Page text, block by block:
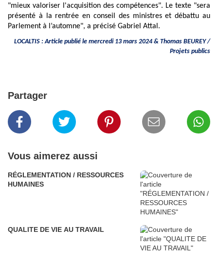
"mieux valoriser l'acquisition des compétences". Le texte "sera
présenté à la rentrée en conseil des ministres et débattu au
Parlement à l’automne", a précisé Gabriel Attal.
LOCALTIS : Article publié le mercredi 13 mars 2024 & Thomas BEUREY /
Projets publics
Partager
Vous aimerez aussi
RÉGLEMENTATION / RESSOURCES
HUMAINES
QUALITE DE VIE AU TRAVAIL